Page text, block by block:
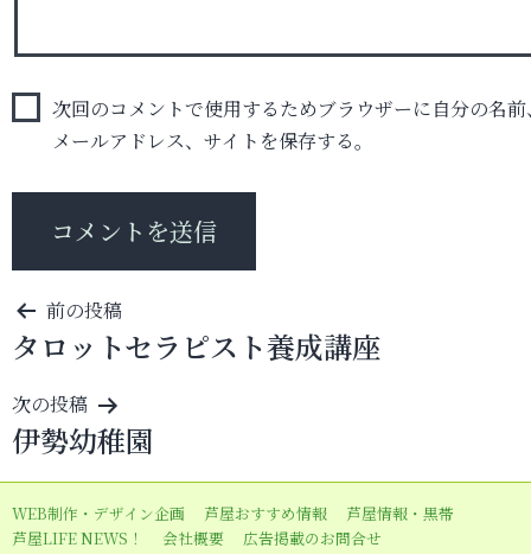
次回のコメントで使用するためブラウザーに自分の名前
メールアドレス、サイトを保存する。
投
稿
ナ
ビ
ゲ
ー
シ
前の投稿
タロットセラピスト養成講座
次の投稿
伊勢幼稚園
WEB制作・デザイン企画 芦屋おすすめ情報
芦屋情報・黒帯
芦屋LIFE NEWS！
会社概要 広告掲載のお問合せ